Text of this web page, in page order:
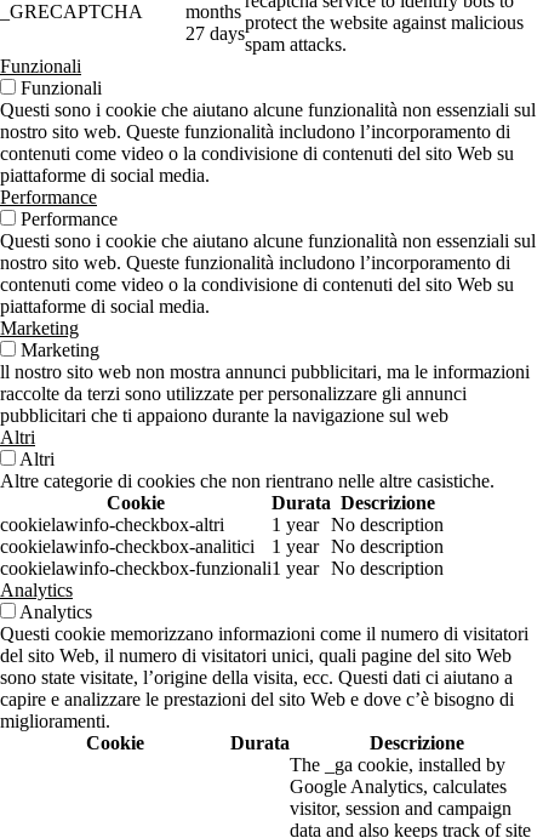
_GRECAPTCHA
months
27 days
protect the website against malicious
spam attacks.
Funzionali
Funzionali
Questi sono i cookie che aiutano alcune funzionalità non essenziali sul
nostro sito web. Queste funzionalità includono l’incorporamento di
contenuti come video o la condivisione di contenuti del sito Web su
piattaforme di social media.
Performance
Performance
Questi sono i cookie che aiutano alcune funzionalità non essenziali sul
nostro sito web. Queste funzionalità includono l’incorporamento di
contenuti come video o la condivisione di contenuti del sito Web su
piattaforme di social media.
Marketing
Marketing
ll nostro sito web non mostra annunci pubblicitari, ma le informazioni
raccolte da terzi sono utilizzate per personalizzare gli annunci
pubblicitari che ti appaiono durante la navigazione sul web
Altri
Altri
Altre categorie di cookies che non rientrano nelle altre casistiche.
Cookie
Durata Descrizione
cookielawinfo-checkbox-altri
1 year No description
cookielawinfo-checkbox-analitici
1 year No description
cookielawinfo-checkbox-funzionali1 year No description
Analytics
Analytics
Questi cookie memorizzano informazioni come il numero di visitatori
del sito Web, il numero di visitatori unici, quali pagine del sito Web
sono state visitate, l’origine della visita, ecc. Questi dati ci aiutano a
capire e analizzare le prestazioni del sito Web e dove c’è bisogno di
miglioramenti.
Cookie
Durata Descrizione
The _ga cookie, installed by
Google Analytics, calculates
visitor, session and campaign
data and also keeps track of site